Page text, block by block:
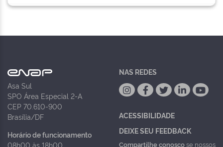
Asa Sul
SPO Área Especial 2-A
CEP 70.610-900
Brasília/DF
Horário de funcionamento
08h00 às 18h00
NAS REDES
ACESSIBILIDADE
DEIXE SEU FEEDBACK
Compartilhe conoscose nossos